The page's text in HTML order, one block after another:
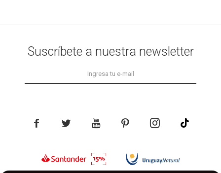
Suscríbete a nuestra newsletter
    